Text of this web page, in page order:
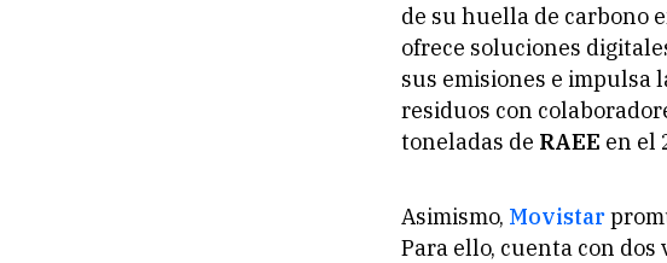
de su huella de carbono
ofrece soluciones
sus emisiones e impulsa
residuos con
toneladas de RAEE en el
Asimismo, Movistar
Para ello, cuenta con